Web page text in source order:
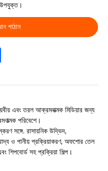
উপযুক্ত।
পাঠান
এবং তরল আক্রমনাত্মক মিডিয়ার জন্য
পরিবেশে।
সঙ্গে. রাসায়নিক উদ্ভিদ,
খাদ্য ও পানীয় প্রক্রিয়াকরণ, অফশোর তেল
শিপবোর্ড সহ প্রক্রিয়া শিল্প।